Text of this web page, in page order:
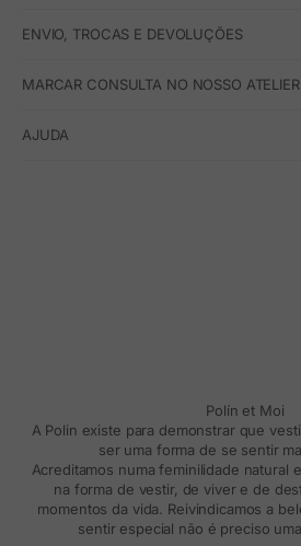
ENVIO, TROCAS E DEVOLUÇÕES
MARCAR CONSULTA NO NOSSO
AJUDA
Polín et Moi
A Polin existe para demonstrar que
ser uma forma de se sentir
Acreditamos numa feminilidade natural
na forma de vestir, de viver e de
momentos da vida. Reivindicamos a
sentir especial não é preciso